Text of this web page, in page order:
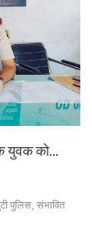
युवक को...
पुलिस, संभावित